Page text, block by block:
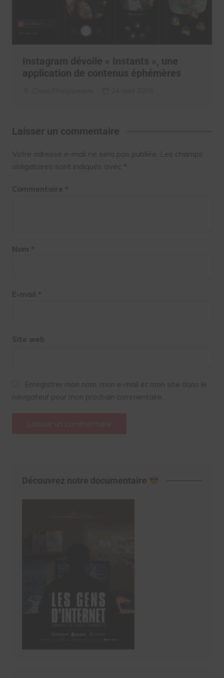
Instagram dévoile « Instants », une
application de contenus éphémères
Laisser un commentaire
Votre adresse e-mail ne sera pas publiée. Les champs
obligatoires sont indiqués avec *
Commentaire *
Nom *
E-mail *
Site web
Enregistrer mon nom, mon e-mail et mon site dans le
navigateur pour mon prochain commentaire.
Découvrez notre documentaire